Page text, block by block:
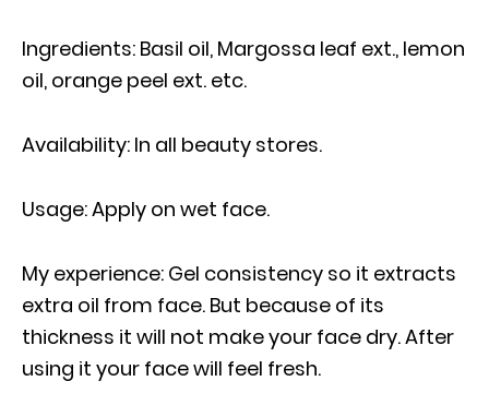
Ingredients: Basil oil, Margossa leaf ext., lemon
oil, orange peel ext. etc.
Availability: In all beauty stores.
Usage: Apply on wet face.
My experience: Gel consistency so it extracts
extra oil from face. But because of its
thickness it will not make your face dry. After
using it your face will feel fresh.